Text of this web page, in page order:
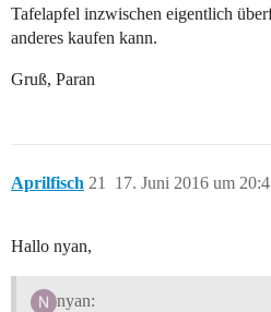
Tafelapfel inzwischen eigentlich
anderes kaufen kann.
Gruß, Paran
Aprilfisch 17. Juni 2016 um
21
Hallo nyan,
nyan: